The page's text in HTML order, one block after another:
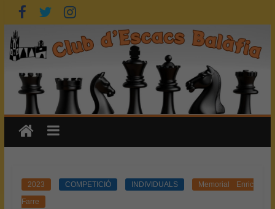
Skip
to
content
2023 COMPETICIÓ INDIVIDUALS
Memorial Enric
Farre